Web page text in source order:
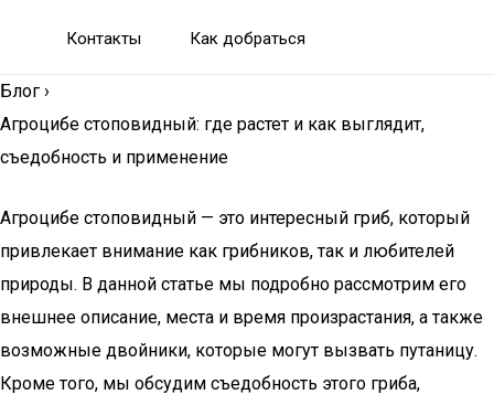
Контакты Как добраться
Блог ›
Агроцибе стоповидный: где растет и как выглядит,
съедобность и применение
Агроцибе стоповидный — это интересный гриб, который
привлекает внимание как грибников, так и любителей
природы. В данной статье мы подробно рассмотрим его
внешнее описание, места и время произрастания, а также
возможные двойники, которые могут вызвать путаницу.
Кроме того, мы обсудим съедобность этого гриба,